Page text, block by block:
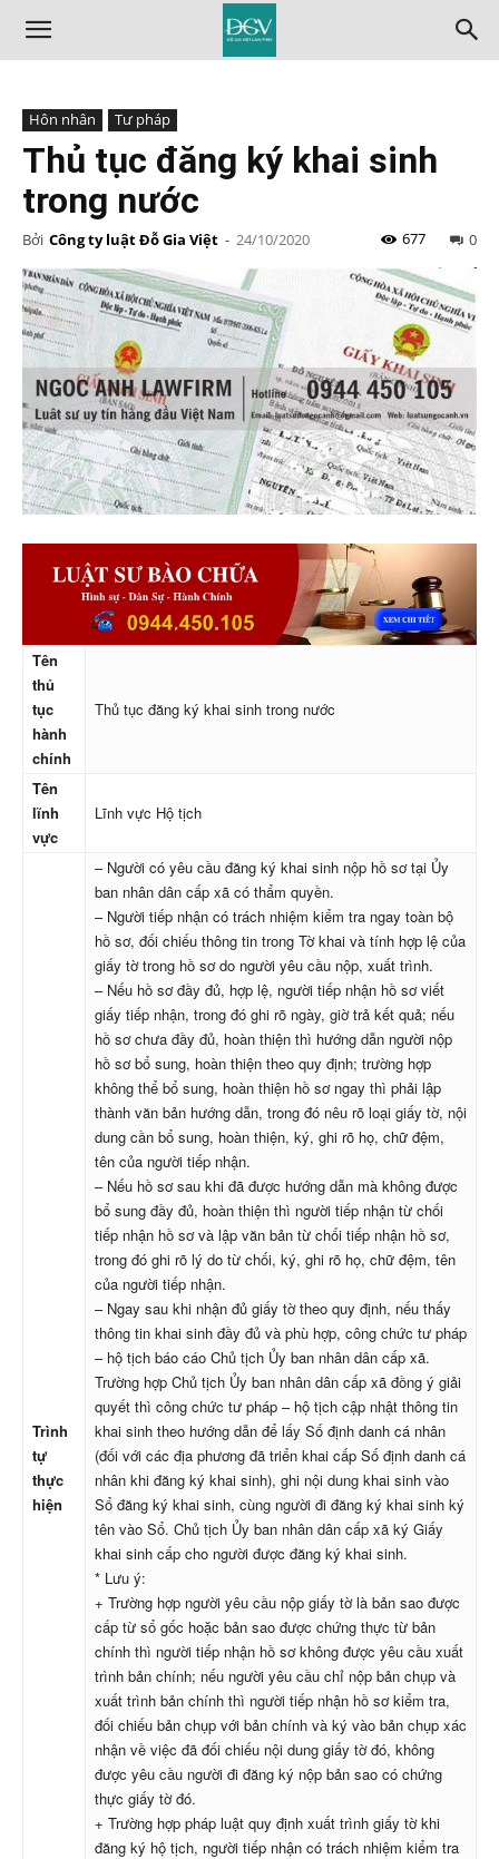
Hôn nhân Tư pháp
Thủ tục đăng ký khai sinh
trong nước
Bởi Công ty luật Đỗ Gia Việt - 24/10/2020 0
677
Tên
thủ
tục
hành
chính
Thủ tục đăng ký khai sinh trong nước
Tên
lĩnh
vực
Lĩnh vực Hộ tịch
Trình
tự
thực
hiện
– Người có yêu cầu đăng ký khai sinh nộp hồ sơ tại Ủy
ban nhân dân cấp xã có thẩm quyền.
– Người tiếp nhận có trách nhiệm kiểm tra ngay toàn bộ
hồ sơ, đối chiếu thông tin trong Tờ khai và tính hợp lệ của
giấy tờ trong hồ sơ do người yêu cầu nộp, xuất trình.
– Nếu hồ sơ đầy đủ, hợp lệ, người tiếp nhận hồ sơ viết
giấy tiếp nhận, trong đó ghi rõ ngày, giờ trả kết quả; nếu
hồ sơ chưa đầy đủ, hoàn thiện thì hướng dẫn người nộp
hồ sơ bổ sung, hoàn thiện theo quy định; trường hợp
không thể bổ sung, hoàn thiện hồ sơ ngay thì phải lập
thành văn bản hướng dẫn, trong đó nêu rõ loại giấy tờ, nội
dung cần bổ sung, hoàn thiện, ký, ghi rõ họ, chữ đệm,
tên của người tiếp nhận.
– Nếu hồ sơ sau khi đã được hướng dẫn mà không được
bổ sung đầy đủ, hoàn thiện thì người tiếp nhận từ chối
tiếp nhận hồ sơ và lập văn bản từ chối tiếp nhận hồ sơ,
trong đó ghi rõ lý do từ chối, ký, ghi rõ họ, chữ đệm, tên
của người tiếp nhận.
– Ngay sau khi nhận đủ giấy tờ theo quy định, nếu thấy
thông tin khai sinh đầy đủ và phù hợp, công chức tư pháp
– hộ tịch báo cáo Chủ tịch Ủy ban nhân dân cấp xã.
Trường hợp Chủ tịch Ủy ban nhân dân cấp xã đồng ý giải
quyết thì công chức tư pháp – hộ tịch cập nhật thông tin
khai sinh theo hướng dẫn để lấy Số định danh cá nhân
(đối với các địa phương đã triển khai cấp Số định danh cá
nhân khi đăng ký khai sinh), ghi nội dung khai sinh vào
Sổ đăng ký khai sinh, cùng người đi đăng ký khai sinh ký
tên vào Sổ. Chủ tịch Ủy ban nhân dân cấp xã ký Giấy
khai sinh cấp cho người được đăng ký khai sinh.
* Lưu ý:
+ Trường hợp người yêu cầu nộp giấy tờ là bản sao được
cấp từ sổ gốc hoặc bản sao được chứng thực từ bản
chính thì người tiếp nhận hồ sơ không được yêu cầu xuất
trình bản chính; nếu người yêu cầu chỉ nộp bản chụp và
xuất trình bản chính thì người tiếp nhận hồ sơ kiểm tra,
đối chiếu bản chụp với bản chính và ký vào bản chụp xác
nhận về việc đã đối chiếu nội dung giấy tờ đó, không
được yêu cầu người đi đăng ký nộp bản sao có chứng
thực giấy tờ đó.
+ Trường hợp pháp luật quy định xuất trình giấy tờ khi
đăng ký hộ tịch, người tiếp nhận có trách nhiệm kiểm tra